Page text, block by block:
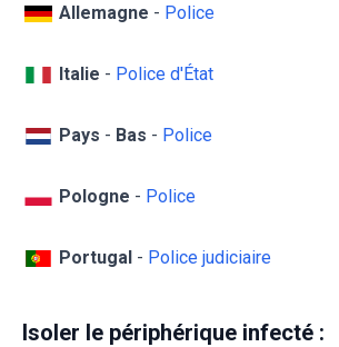
Allemagne - Police
Italie - Police d'État
Pays - Bas - Police
Pologne - Police
Portugal - Police judiciaire
Isoler le périphérique infecté :